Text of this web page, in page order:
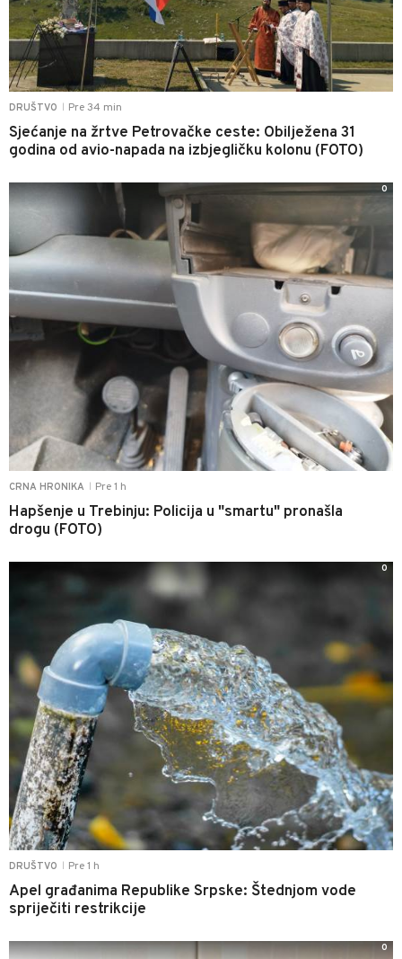
DRUŠTVO Pre 34 min
Sjećanje na žrtve Petrovačke ceste: Obilježena 31
godina od avio-napada na izbjegličku kolonu (FOTO)
CRNA HRONIKA Pre 1 h
Hapšenje u Trebinju: Policija u "smartu" pronašla
drogu (FOTO)
0
DRUŠTVO Pre 1 h
Apel građanima Republike Srpske: Štednjom vode
spriječiti restrikcije
0
0